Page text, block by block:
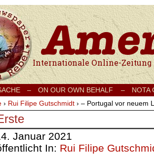
Internationale Onlinezeitung für Frieden,
– ON OUR OWN BEHALF –
NOTA
› Rui Filipe Gutschmidt › – Portugal vor neuem
Januar 2021
In: Rui Filipe